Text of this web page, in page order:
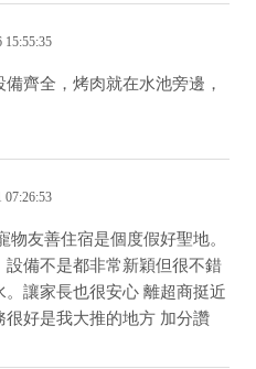
15:55:35
齊全，烤肉就在水池旁邊，
07:26:53
物友善住宿是個度假好聖地。
設備不是都非常新穎但很不錯
讓家長也很安心 離超商挺近
很好是我大推的地方 加分讚